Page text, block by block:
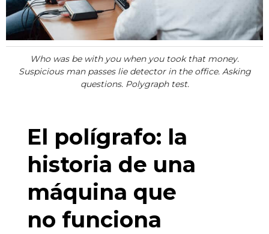
Who was be with you when you took that money.
Suspicious man passes lie detector in the office. Asking
questions. Polygraph test.
El polígrafo: la
historia de una
máquina que
no funciona